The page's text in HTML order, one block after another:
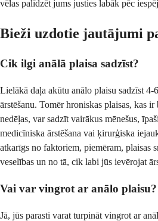
vēlas palīdzēt jums justies labāk pēc
Bieži uzdotie jautājumi
Cik ilgi anālā plaisa sadzīst?
Lielākā daļa akūtu anālo plaisu sadzīst 4-
ārstēšanu. Tomēr hroniskas plaisas, kas
nedēļas, var sadzīt vairākus mēnešus,
medicīniska ārstēšana vai ķirurģiska
atkarīgs no faktoriem, piemēram, plaisas
veselības un no tā, cik labi jūs ievērojat
Vai var vingrot ar anālo plaisu?
Jā, jūs parasti varat turpināt vingrot ar